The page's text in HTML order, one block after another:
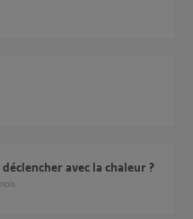
avec la chaleur ?